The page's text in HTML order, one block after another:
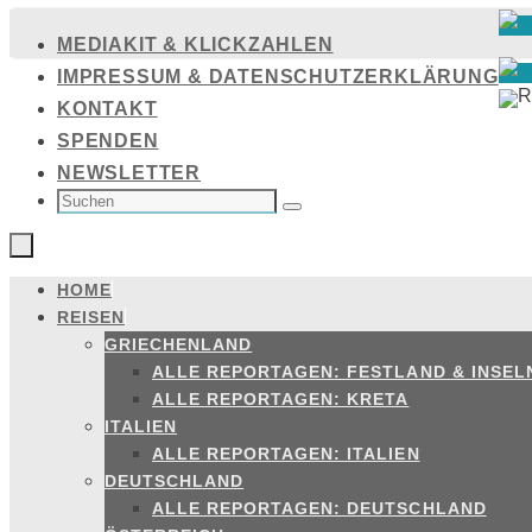
Inhalt
springen
MEDIAKIT & KLICKZAHLEN
IMPRESSUM & DATENSCHUTZERKLÄRUNG
KONTAKT
SPENDEN
NEWSLETTER
SUCHEN
NACH: Suchen
Zum
Inhalt
springen
HOME
REISEN
GRIECHENLAND
ALLE REPORTAGEN: FESTLAND &
ALLE REPORTAGEN: KRETA
ITALIEN
ALLE REPORTAGEN: ITALIEN
DEUTSCHLAND
ALLE REPORTAGEN: DEUTSCHLAND